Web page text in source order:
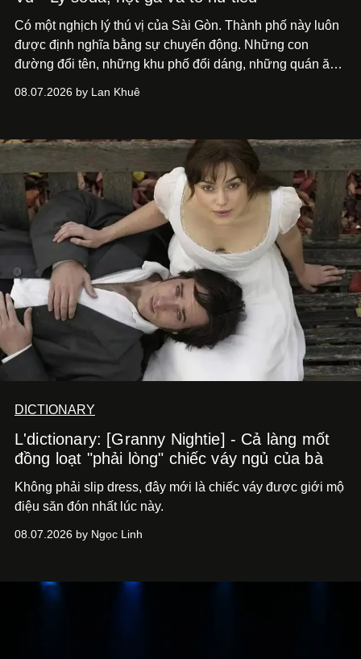
Có một nghịch lý thú vị của Sài Gòn. Thành phố này luôn
được định nghĩa bằng sự chuyển động. Những con
đường đổi tên, những khu phố đổi dáng, những quán ăn
08.07.2026 by Lan Khuê
DICTIONARY
L'dictionary: [Granny Nightie] - Cả làng mốt
đồng loạt "phải lòng" chiếc váy ngủ của bà
Không phải slip dress, đây mới là chiếc váy được giới mộ
điệu săn đón nhất lúc này.
08.07.2026 by Ngọc Linh